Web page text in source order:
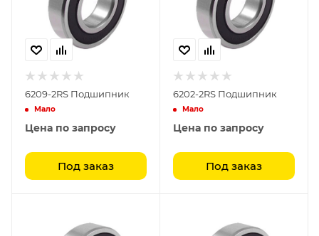
6209-2RS Подшипник
Мало
Цена по запросу
Под заказ
6202-2RS Подшипник
Мало
Цена по запросу
Под заказ